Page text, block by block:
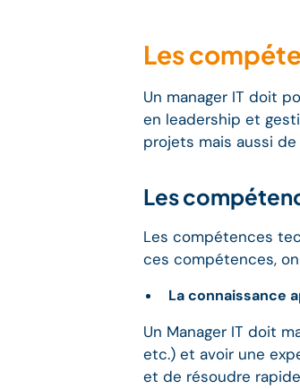
Les
Un manager IT doit
en leadership et
projets mais aussi
Les
Les compétences
ces compétences,
La connaissance
Un Manager IT doit
etc.) et avoir une
et de résoudre